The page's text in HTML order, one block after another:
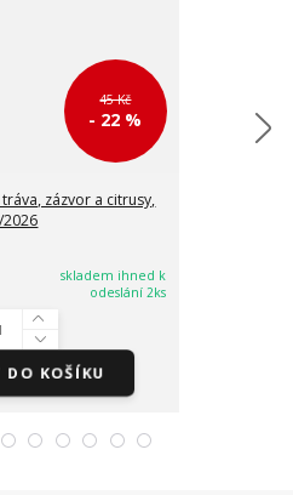
45 Kč
- 22 %
zázvor a citrusy,
2026
skladem ihned k
odeslání 2ks
DO KOŠÍKU